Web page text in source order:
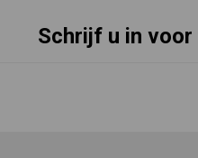
Schrijf u in